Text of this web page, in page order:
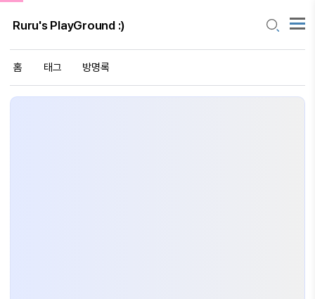
Ruru's PlayGround :)
홈 태그 방명록